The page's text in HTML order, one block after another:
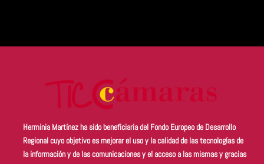
Herminia Martínez ha sido beneficiaria del Fondo Europeo de Desarrollo
Regional cuyo objetivo esmejorar el uso y la calidad de las tecnologías de
la información y de las comunicaciones y el acceso a las mismasy gracias